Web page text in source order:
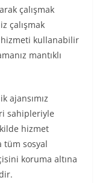
çalışmak
çalışmak
hizmeti kullanabilir
mantıklı
ajansımız
sahipleriyle
hizmet
tüm sosyal
koruma altına